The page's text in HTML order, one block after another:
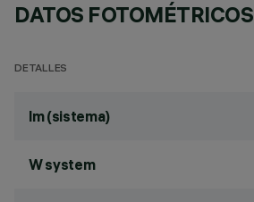
DATOS FOTOMÉTRICOS
DETALLES
lm (sistema)
W system